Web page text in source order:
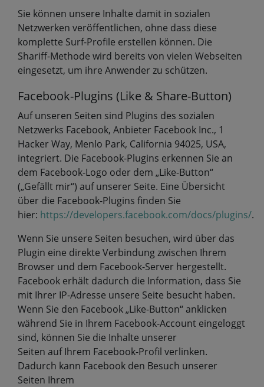
Sie können unsere Inhalte damit in sozialen
Netzwerken veröffentlichen, ohne dass diese
komplette Surf-Profile erstellen können. Die
Shariff-Methode wird bereits von vielen Webseiten
eingesetzt, um ihre Anwender zu schützen.
Facebook-Plugins (Like & Share-Button)
Auf unseren Seiten sind Plugins des sozialen
Netzwerks Facebook, Anbieter Facebook Inc., 1
Hacker Way, Menlo Park, California 94025, USA,
integriert. Die Facebook-Plugins erkennen Sie an
dem Facebook-Logo oder dem „Like-Button“
(„Gefällt mir“) auf unserer Seite. Eine Übersicht
über die Facebook-Plugins finden Sie
hier: https://developers.facebook.com/docs/plugins/.
Wenn Sie unsere Seiten besuchen, wird über das
Plugin eine direkte Verbindung zwischen Ihrem
Browser und dem Facebook-Server hergestellt.
Facebook erhält dadurch die Information, dass Sie
mit Ihrer IP-Adresse unsere Seite besucht haben.
Wenn Sie den Facebook „Like-Button“ anklicken
während Sie in Ihrem Facebook-Account eingeloggt
sind, können Sie die Inhalte unserer
Seiten auf Ihrem Facebook-Profil verlinken.
Dadurch kann Facebook den Besuch unserer
Seiten Ihrem